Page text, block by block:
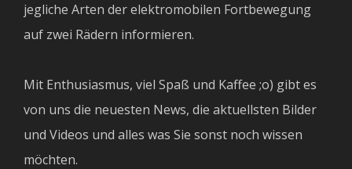
jegliche Arten der elektromobilen Fortbewegung
auf zwei Rädern informieren.
Mit Enthusiasmus, viel Spaß und Kaffee ;o) gibt es
von uns die neuesten News, die aktuellsten Bilder
und Videos und alles was Sie sonst noch wissen
möchten.